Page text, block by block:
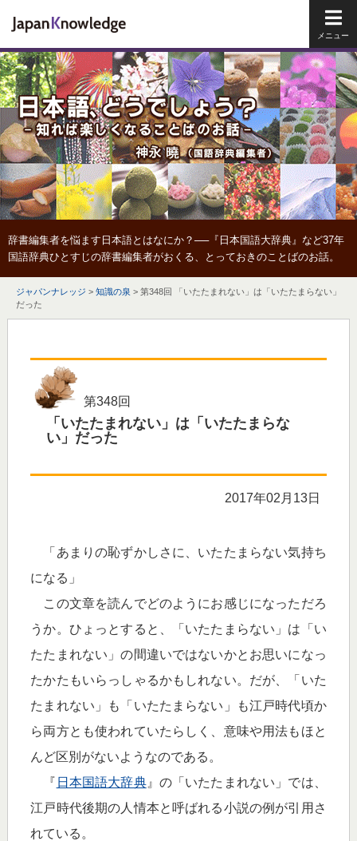
辞書編集者を悩ます日本語とはなにか？──『日本国語大辞典』など37年
国語辞典ひとすじの辞書編集者がおくる、とっておきのことばのお話。
ジャパンナレッジ > 知識の泉 > 第348回 「いたたまれない」は「いたたまらない」
だった
第348回
「いたたまれない」は「いたたまらな
い」だった
2017年02月13日
「あまりの恥ずかしさに、いたたまらない気持ち
になる」
この文章を読んでどのようにお感じになっただろ
うか。ひょっとすると、「いたたまらない」は「い
たたまれない」の間違いではないかとお思いになっ
たかたもいらっしゃるかもしれない。だが、「いた
たまれない」も「いたたまらない」も江戸時代頃か
ら両方とも使われていたらしく、意味や用法もほと
んど区別がないようなのである。
『 日本国語大辞典』の「いたたまれない」では、
江戸時代後期の人情本と呼ばれる小説の例が引用さ
れている。